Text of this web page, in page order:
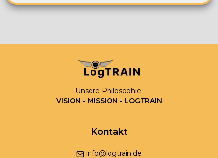
Unsere Philosophie:
VISION - MISSION - LOGTRAIN
Kontakt
info@logtrain.de